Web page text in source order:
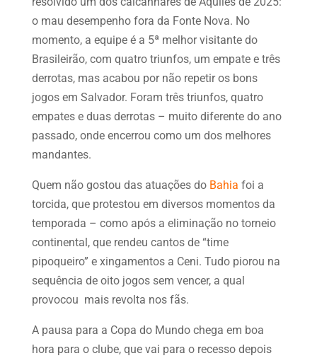
o mau desempenho fora da Fonte Nova. No
momento, a equipe é a 5ª melhor visitante do
Brasileirão, com quatro triunfos, um empate e três
derrotas, mas acabou por não repetir os bons
jogos em Salvador. Foram três triunfos, quatro
empates e duas derrotas – muito diferente do ano
passado, onde encerrou como um dos melhores
mandantes.
Quem não gostou das atuações do Bahia foi a
torcida, que protestou em diversos momentos da
temporada – como após a eliminação no torneio
continental, que rendeu cantos de “time
pipoqueiro” e xingamentos a Ceni. Tudo piorou na
sequência de oito jogos sem vencer, a qual
provocou mais revolta nos fãs.
A pausa para a Copa do Mundo chega em boa
hora para o clube, que vai para o recesso depois